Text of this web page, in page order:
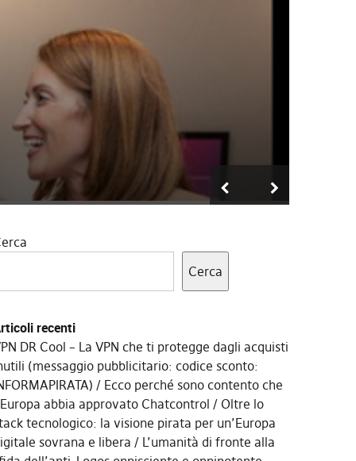
Cerca
recenti
DR Cool – La VPN che ti protegge dagli acquisti
(messaggio pubblicitario: codice sconto:
Ecco perché sono contento che
abbia approvato Chatcontrol
Oltre lo
tecnologico: la visione pirata per un’Europa
sovrana e libera
L’umanità di fronte alla